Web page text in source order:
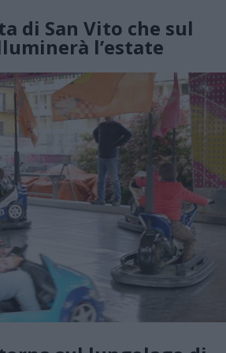
di San Vito che sul
l’estate